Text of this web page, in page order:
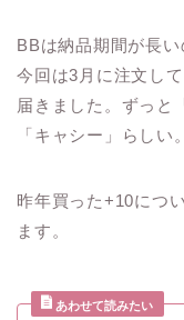
BBは納品期間が長い
今回は3月に注文し
届きました。ずっと
「キャシー」らしい
昨年買った+10につ
ます。